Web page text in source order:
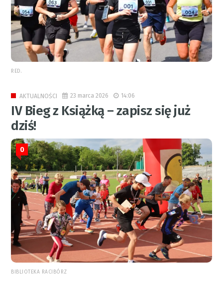
RED.
AKTUALNOŚCI 23 marca 2026 14:06
IV Bieg z Książką – zapisz się już
dziś!
0
BIBLIOTEKA RACIBÓRZ